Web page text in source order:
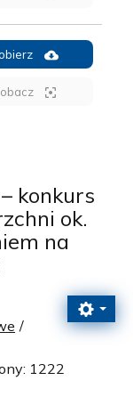
konkurs
ok.
na
1222